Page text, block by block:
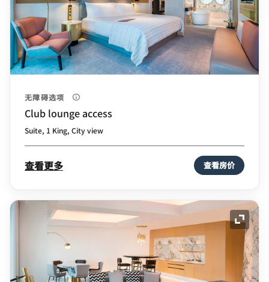
无障碍选项
Club lounge access
Suite, 1 King, City view
查看更多 查看房价
展开